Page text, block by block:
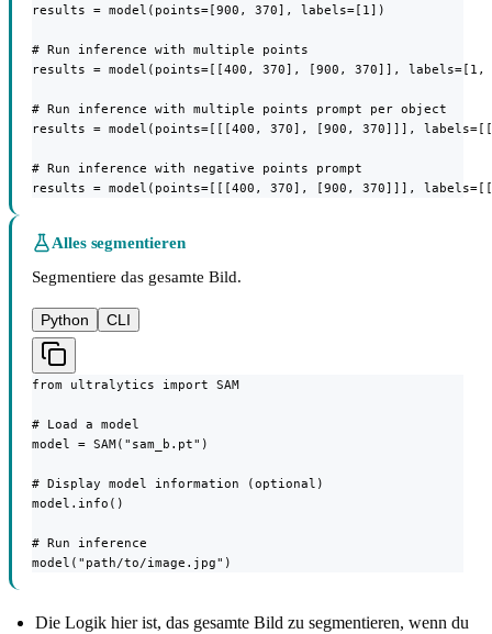
results = model(points=[900, 370], labels=[1])
# Run inference with multiple points
results = model(points=[[400, 370], [900, 370]],
# Run inference with multiple points prompt per object
results = model(points=[[[400, 370], [900, 370]]],
# Run inference with negative points prompt
results = model(points=[[[400, 370], [900, 370]]],
Alles segmentieren
Segmentiere das gesamte Bild.
Python CLI
from ultralytics import SAM
# Load a model
model = SAM("sam_b.pt")
# Display model information (optional)
model.info()
# Run inference
model("path/to/image.jpg")
Die Logik hier ist, das gesamte Bild zu segmentieren, wenn du